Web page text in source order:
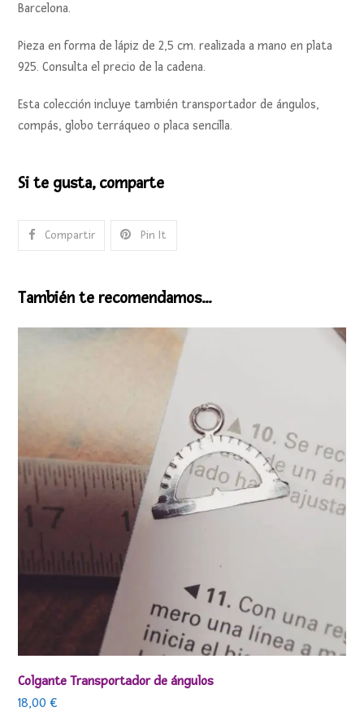
Barcelona.
Pieza en forma de lápiz de 2,5 cm. realizada a mano en plata
925. Consulta el precio de la cadena.
Esta colección incluye también transportador de ángulos,
compás, globo terráqueo o placa sencilla.
Si te gusta, comparte
Compartir Pin It
También te recomendamos…
Colgante Transportador de ángulos
18,00€